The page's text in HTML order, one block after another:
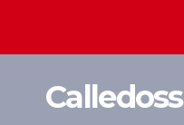
Calledoss